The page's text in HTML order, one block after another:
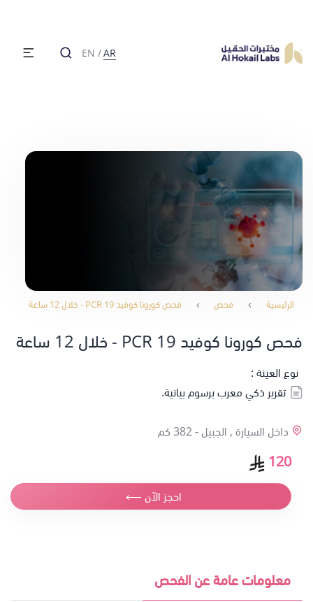
EN /AR
الرئيسية فحص فحص كورونا كوفيد 19 PCR - خلال 12 ساعة
فحص كورونا كوفيد 19 PCR - خلال 12 ساعة
نوع العينة :
تقرير ذكي معرب برسوم بيانية.
داخل السيارة , الجبيل -382 كم
120
احجز الآن ⟵
معلومات عامة عن الفحص